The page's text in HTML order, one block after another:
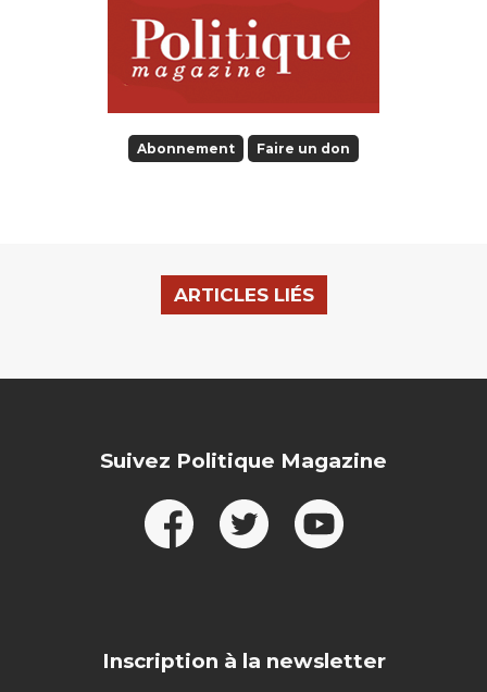
Abonnement Faire un don
ARTICLES LIÉS
Suivez Politique Magazine
Inscription à la newsletter